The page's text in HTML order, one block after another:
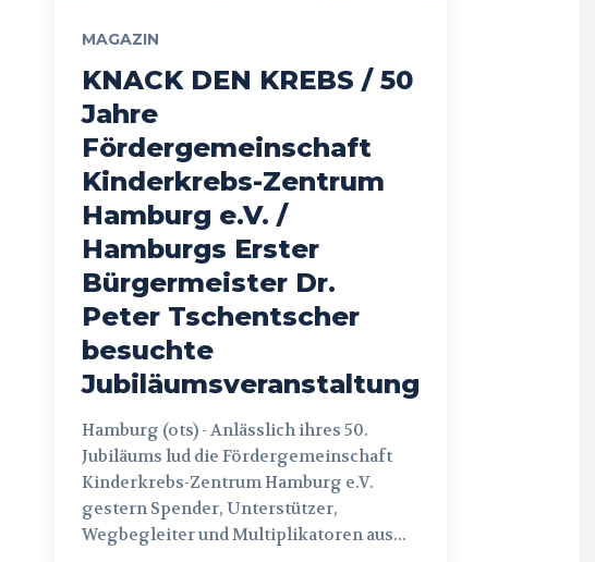
MAGAZIN
KNACK DEN KREBS / 50
Jahre
Fördergemeinschaft
Kinderkrebs-Zentrum
Hamburg e.V. /
Hamburgs Erster
Bürgermeister Dr.
Peter Tschentscher
besuchte
Jubiläumsveranstaltung
Hamburg (ots) - Anlässlich ihres 50.
Jubiläums lud die Fördergemeinschaft
Kinderkrebs-Zentrum Hamburg e.V.
gestern Spender, Unterstützer,
Wegbegleiter und Multiplikatoren aus...